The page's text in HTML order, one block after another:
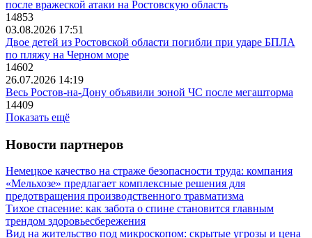
после вражеской атаки на Ростовскую область
14853
03.08.2026 17:51
Двое детей из Ростовской области погибли при ударе БПЛА
по пляжу на Черном море
14602
26.07.2026 14:19
Весь Ростов-на-Дону объявили зоной ЧС после мегашторма
14409
Показать ещё
Новости партнеров
Немецкое качество на страже безопасности труда: компания
«Мельхозе» предлагает комплексные решения для
предотвращения производственного травматизма
Тихое спасение: как забота о спине становится главным
трендом здоровьесбережения
Вид на жительство под микроскопом: скрытые угрозы и цена